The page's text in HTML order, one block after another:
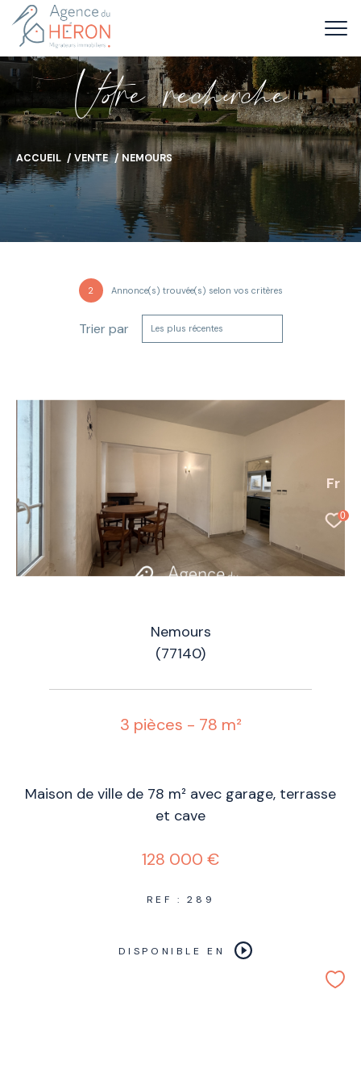
Fr
0
Vore recece
ACCUEIL VENTE NEMOURS
2 Annonce(s) trouvée(s) selon vos critères
Trier par Les plus récentes
Nemours
(77140)
3 pièces - 78 m²
Maison de ville de 78 m² avec garage, terrasse
et cave
128 000 €
REF : 289
DISPONIBLE EN